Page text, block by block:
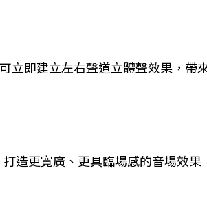
立即建立左右聲道立體聲效果，帶
造更寬廣、更具臨場感的音場效果